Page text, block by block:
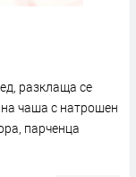
разклаща се
чаша с натрошен
парченца